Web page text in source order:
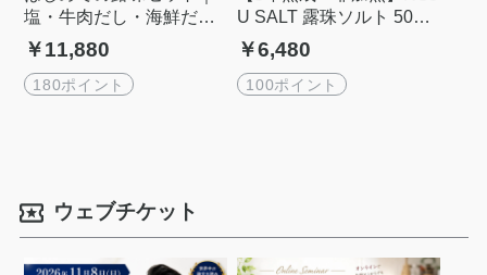
塩・牛肉だし・海鮮だし
人気3点セット【送料無
料】|roju saltシリーズ
￥11,880
180ポイント
U SALT 露珠ソルト 500g
｜ミネラル豊富な干潟天
日塩・重金属ゼロ・FDA
認定
￥6,480
100ポイント
ウェブチケット